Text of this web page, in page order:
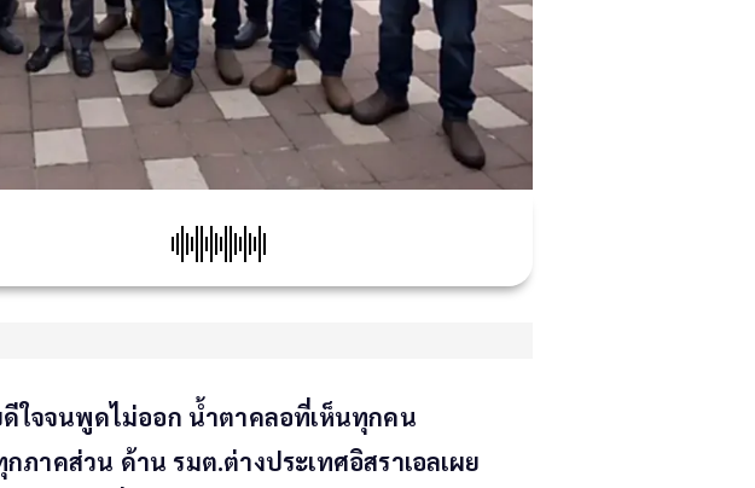
ใจจนพูดไม่ออก น้ำตาคลอที่เห็นทุกคน
าคส่วน ด้าน รมต.ต่างประเทศอิสราเอลเผย